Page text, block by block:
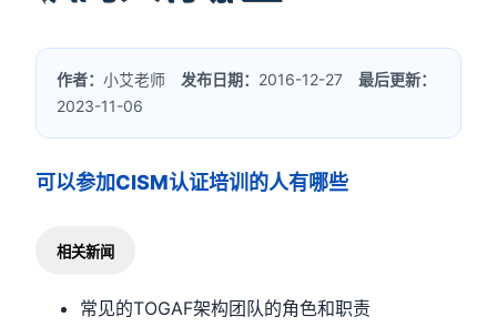
作者：小艾老师 发布日期： 2016-12-27最后更新：
2023-11-06
可以参加CISM认证培训的人有哪些
相关新闻
常见的TOGAF架构团队的角色和职责